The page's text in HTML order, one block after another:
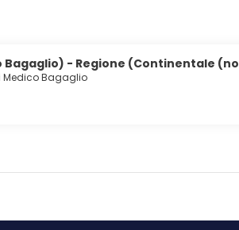
Bagaglio) - Regione (Continentale
Medico Bagaglio